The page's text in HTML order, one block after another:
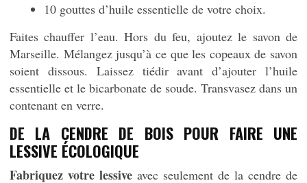
10 gouttes d’huile essentielle de votre choix.
Faites chauffer l’eau. Hors du feu, ajoutez le savon de
Marseille. Mélangez jusqu’à ce que les copeaux de savon
soient dissous. Laissez tiédir avant d’ajouter l’huile
essentielle et le bicarbonate de soude. Transvasez dans un
contenant en verre.
DE LA CENDRE DE BOIS POUR FAIRE UNE
LESSIVE ÉCOLOGIQUE
Fabriquez votre lessive avec seulement de la cendre de